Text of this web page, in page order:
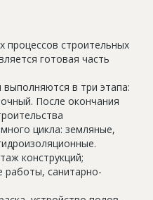
процессов строительных
готовая часть
в три этапа:
После окончания
цикла: земляные,
конструкций;
работы, санитарно-